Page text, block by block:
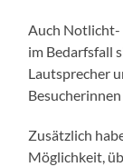
Auch Notlicht-
im Bedarfsfall
Lautsprecher
Zusätzlich
Möglichkeit,